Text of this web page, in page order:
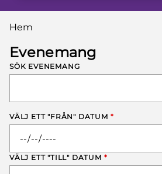
Du är här:
Hem
Evenemang
SÖK EVENEMANG
VÄLJ ETT "FRÅN" DATUM *
VÄLJ ETT "TILL" DATUM *